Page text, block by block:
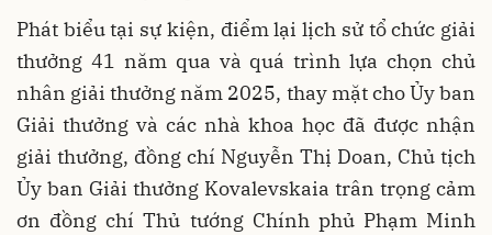
Phát biểu tại sự kiện, điểm lại lịch sử tổ chức giải
thưởng 41 năm qua và quá trình lựa chọn chủ
nhân giải thưởng năm 2025, thay mặt cho Ủy ban
Giải thưởng và các nhà khoa học đã được nhận
giải thưởng, đồng chí Nguyễn Thị Doan, Chủ tịch
Ủy ban Giải thưởng Kovalevskaia trân trọng cảm
ơn đồng chí Thủ tướng Chính phủ Phạm Minh